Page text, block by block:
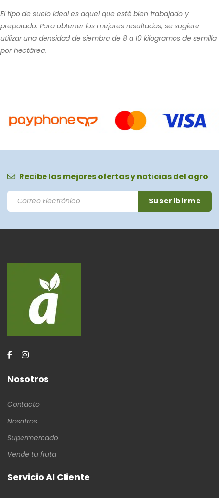
El tipo de suelo ideal es aquel que esté bien trabajado y
preparado. Para obtener los mejores resultados, se sugiere
utilizar una densidad de siembra de 8 a 10 kilogramos de semilla
por hectárea.
Recibe las mejores ofertas y noticias del agro
Nosotros
Contacto
Nosotros
Supermercado
Vende tu fruta
Servicio Al Cliente